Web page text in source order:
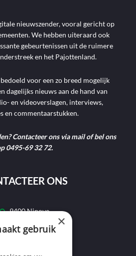
nieuwszender, vooral gericht op
We hebben uiteraard ook
gebeurtenissen uit de ruimere
en het Pajottenland.
voor een zo breed mogelijk
dagelijks nieuws aan de hand van
en videoverslagen, interviews,
en commentaarstukken.
Contacteer ons via mail of bel ons
0495-69 32 72.
ONS
9400 Ninove
info@ninofmedia.tv
×
gebruik